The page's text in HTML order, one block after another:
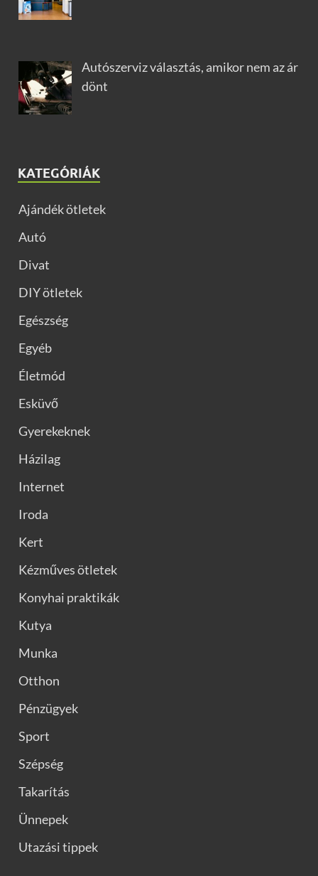
Autószerviz választás, amikor nem az ár
dönt
KATEGÓRIÁK
Ajándék ötletek
Autó
Divat
DIY ötletek
Egészség
Egyéb
Életmód
Esküvő
Gyerekeknek
Házilag
Internet
Iroda
Kert
Kézműves ötletek
Konyhai praktikák
Kutya
Munka
Otthon
Pénzügyek
Sport
Szépség
Takarítás
Ünnepek
Utazási tippek